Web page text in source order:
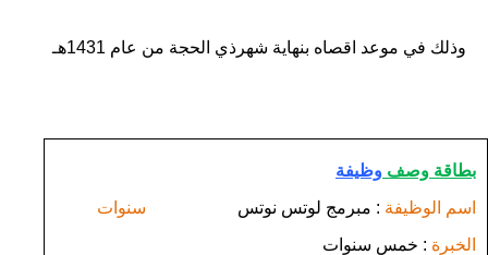
وذلك في موعد اقصاه بنهاية شهرذي الحجة من عام 1431هـ
بطاقة وصف وظيفة
اسم الوظيفة : مبرمج لوتس نوتس سنوات
الخبرة : خمس سنوات